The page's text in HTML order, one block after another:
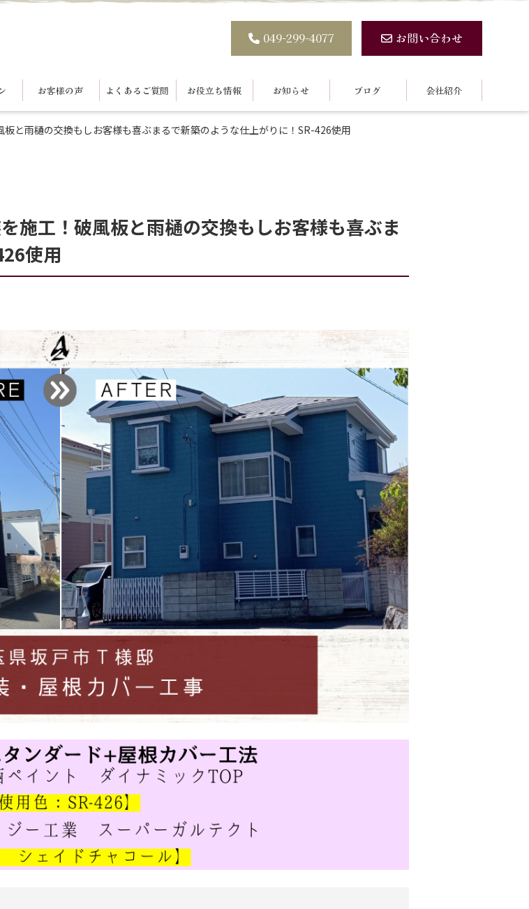
お客様の声 よくあるご質問 お役立ち情報 お知らせ ブログ 会社紹介
049-299-4077 お問い合わせ
と雨樋の交換もしお客様も喜ぶまるで新築のような仕上がりに！SR-426使用
施工！破風板と雨樋の交換もしお客様も喜ぶま
使用